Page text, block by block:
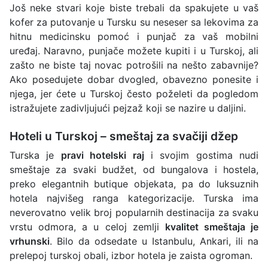
Još neke stvari koje biste trebali da spakujete u vaš
kofer za putovanje u Tursku su neseser sa lekovima za
hitnu medicinsku pomoć i punjač za vaš mobilni
uređaj. Naravno, punjače možete kupiti i u Turskoj, ali
zašto ne biste taj novac potrošili na nešto zabavnije?
Ako posedujete dobar dvogled, obavezno ponesite i
njega, jer ćete u Turskoj često poželeti da pogledom
istražujete zadivljujući pejzaž koji se nazire u daljini.
Hoteli u Turskoj – smeštaj za svačiji džep
Turska je pravi hotelski raji svojim gostima nudi
smeštaje za svaki budžet, od bungalova i hostela,
preko elegantnih butique objekata, pa do luksuznih
hotela najvišeg ranga kategorizacije. Turska ima
neverovatno velik broj popularnih destinacija za svaku
vrstu odmora, a u celoj zemlji kvalitet smeštaja je
vrhunski. Bilo da odsedate u Istanbulu, Ankari, ili na
prelepoj turskoj obali, izbor hotela je zaista ogroman.